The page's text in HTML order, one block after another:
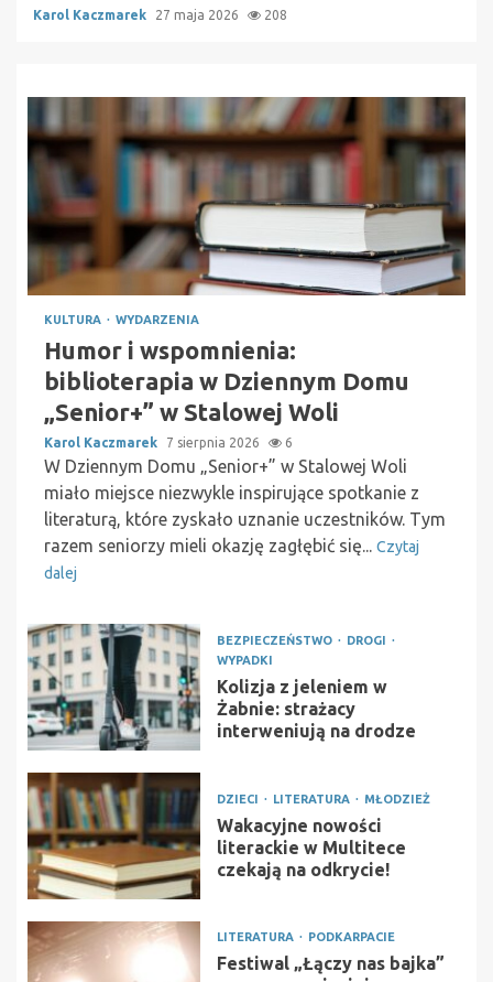
Karol Kaczmarek 27 maja 2026 208
KULTURA WYDARZENIA
Humor i wspomnienia:
biblioterapia w Dziennym Domu
„Senior+” w Stalowej Woli
Karol Kaczmarek 7 sierpnia 2026 6
W Dziennym Domu „Senior+” w Stalowej Woli
miało miejsce niezwykle inspirujące spotkanie z
literaturą, które zyskało uznanie uczestników. Tym
razem seniorzy mieli okazję zagłębić się... Czytaj
dalej
BEZPIECZEŃSTWO
DROGI
WYPADKI
Kolizja z jeleniem w
Żabnie: strażacy
interweniują na drodze
DZIECI LITERATURA MŁODZIEŻ
Wakacyjne nowości
literackie w Multitece
czekają na odkrycie!
LITERATURA PODKARPACIE
Festiwal „Łączy nas bajka”